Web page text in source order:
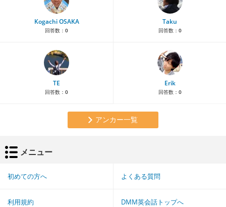
Kogachi OSAKA
回答数： 0
Taku
回答数： 0
TE
回答数： 0
Erik
回答数： 0
アンカー一覧
メニュー
初めての方へ よくある質問
利用規約 DMM英会話トップへ